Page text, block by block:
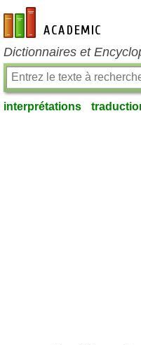
fr-academic.com
Dictionnaires et
interprétations